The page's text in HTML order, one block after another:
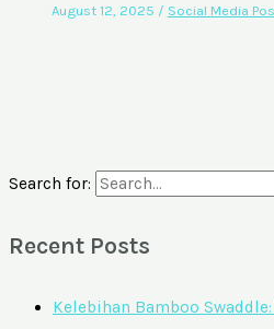
August 12, 2025 / Social Media
Search for:
Recent Posts
Kelebihan Bamboo